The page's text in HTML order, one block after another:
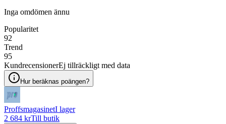
Inga omdömen ännu
Popularitet
92
Trend
95
KundrecensionerEj tillräckligt med data
Hur beräknas poängen?
ProffsmagasinetI lager
2 684 krTill butik